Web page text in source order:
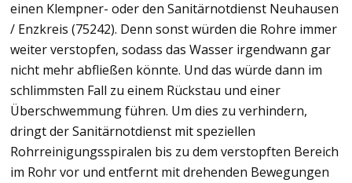
einen Klempner- oder den Sanitärnotdienst Neuhausen
/ Enzkreis (75242). Denn sonst würden die Rohre immer
weiter verstopfen, sodass das Wasser irgendwann gar
nicht mehr abfließen könnte. Und das würde dann im
schlimmsten Fall zu einem Rückstau und einer
Überschwemmung führen. Um dies zu verhindern,
dringt der Sanitärnotdienst mit speziellen
Rohrreinigungsspiralen bis zu dem verstopften Bereich
im Rohr vor und entfernt mit drehenden Bewegungen